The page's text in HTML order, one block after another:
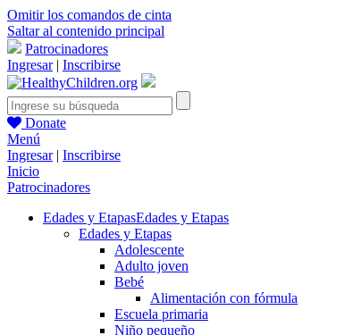
Omitir los comandos de cinta
Saltar al contenido principal
Patrocinadores
Ingresar| Inscribirse
Donate
Menú
Ingresar| Inscribirse
Inicio
Patrocinadores
Edades y EtapasEdades y Etapas
Edades y Etapas
Adolescente
Adulto joven
Bebé
Alimentación con fórmula
Escuela primaria
Niño pequeño